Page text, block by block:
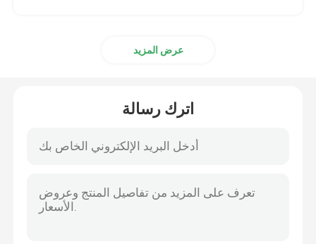
عرض المزيد
اترك رسالة